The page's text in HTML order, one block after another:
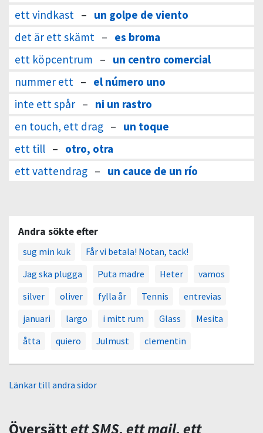
ett vindkast – un golpe de viento
det är ett skämt – es broma
ett köpcentrum – un centro comercial
nummer ett – el número uno
inte ett spår – ni un rastro
en touch, ett drag – un toque
ett till – otro, otra
ett vattendrag – un cauce de un río
Andra sökte efter
sug min kuk
Får vi betala! Notan, tack!
Jag ska plugga
Puta madre Heter
vamos
silver
oliver fylla år Tennis
entrevias
januari
largo i mitt rum Glass
Mesita
åtta
quiero Julmust clementin
Länkar till andra sidor
Översättett SMS, ett mail, ett